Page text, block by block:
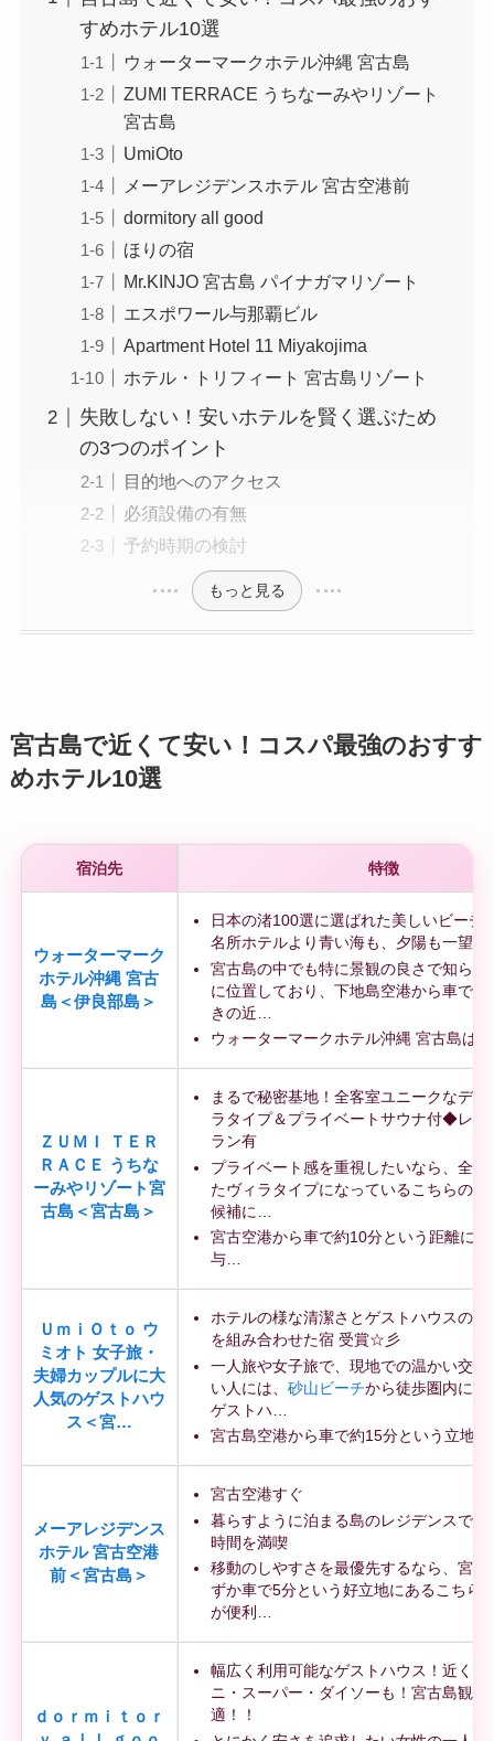
すめホテル10選
ウォーターマークホテル沖縄 宮古島
ZUMI TERRACE うちなーみやリゾート
宮古島
UmiOto
メーアレジデンスホテル 宮古空港前
dormitory all good
ほりの宿
Mr.KINJO 宮古島 パイナガマリゾート
エスポワール与那覇ビル
Apartment Hotel 11 Miyakojima
ホテル・トリフィート 宮古島リゾート
失敗しない！安いホテルを賢く選ぶため
の3つのポイント
目的地へのアクセス
必須設備の有無
予約時期の検討
もっと見る
宮古島で近くて安い！コスパ最強のおすす
めホテル10選
宿泊先 特徴
ウォーターマーク
ホテル沖縄 宮古
島＜伊良部島＞
日本の渚100選に選ばれた美しいビーチ
名所ホテルより青い海も、夕陽も一望で
宮古島の中でも特に景観の良さで知られ
に位置しており、下地島空港から車で約
きの近…
ウォーターマークホテル沖縄 宮古島は
ＺＵＭＩ ＴＥＲ
ＲＡＣＥ うちな
ーみやリゾート宮
古島＜宮古島＞
まるで秘密基地！全客室ユニークなデザ
ラタイプ＆プライベートサウナ付◆レン
ラン有
プライベート感を重視したいなら、全
たヴィラタイプになっているこちらの施
候補に…
宮古空港から車で約10分という距離に
与…
ＵｍｉＯｔｏ ウ
ミオト 女子旅・
夫婦カップルに大
人気のゲストハウ
ス＜宮…
ホテルの様な清潔さとゲストハウスのア
を組み合わせた宿 受賞☆彡
一人旅や女子旅で、現地での温かい交流
い人には、 砂山ビーチから徒歩圏内にあ
ゲストハ…
宮古島空港から車で約15分という立地
メーアレジデンス
ホテル 宮古空港
前＜宮古島＞
宮古空港すぐ
暮らすように泊まる島のレジデンスで、
時間を満喫
移動のしやすさを最優先するなら、宮古
ずか車で5分という好立地にあるこちら
が便利…
ｄｏｒｍｉｔｏｒ
幅広く利用可能なゲストハウス！近くに
ニ・スーパー・ダイソーも！宮古島観光
適！！